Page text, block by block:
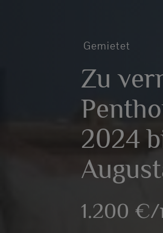
Gemietet
Zu
2024
1.200